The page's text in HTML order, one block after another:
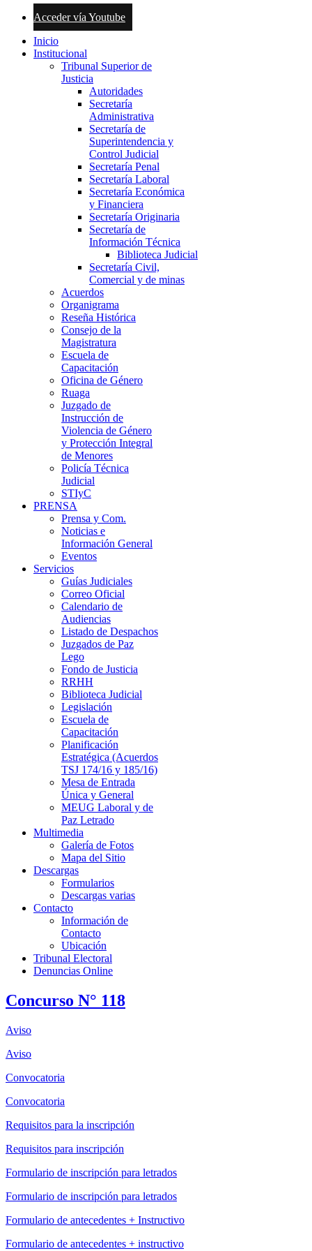
Acceder vía Youtube
Inicio
Institucional
Tribunal Superior de
Justicia
Autoridades
Secretaría
Administrativa
Secretaría de
Superintendencia y
Control Judicial
Secretaría Penal
Secretaría Laboral
Secretaría Económica
y Financiera
Secretaría Originaria
Secretaría de
Información Técnica
Biblioteca Judicial
Secretaría Civil,
Comercial y de minas
Acuerdos
Organigrama
Reseña Histórica
Consejo de la
Magistratura
Escuela de
Capacitación
Oficina de Género
Ruaga
Juzgado de
Instrucción de
Violencia de Género
y Protección Integral
de Menores
Policía Técnica
Judicial
STIyC
PRENSA
Prensa y Com.
Noticias e
Información General
Eventos
Servicios
Guías Judiciales
Correo Oficial
Calendario de
Audiencias
Listado de Despachos
Juzgados de Paz
Lego
Fondo de Justicia
RRHH
Biblioteca Judicial
Legislación
Escuela de
Capacitación
Planificación
Estratégica (Acuerdos
TSJ 174/16 y 185/16)
Mesa de Entrada
Única y General
MEUG Laboral y de
Paz Letrado
Multimedia
Galería de Fotos
Mapa del Sitio
Descargas
Formularios
Descargas varias
Contacto
Información de
Contacto
Ubicación
Tribunal Electoral
Denuncias Online
Concurso N° 118
Aviso
Aviso
Convocatoria
Convocatoria
Requisitos para la inscripción
Requisitos para inscripción
Formulario de inscripción para letrados
Formulario de inscripción para letrados
Formulario de antecedentes + Instructivo
Formulario de antecedentes + instructivo